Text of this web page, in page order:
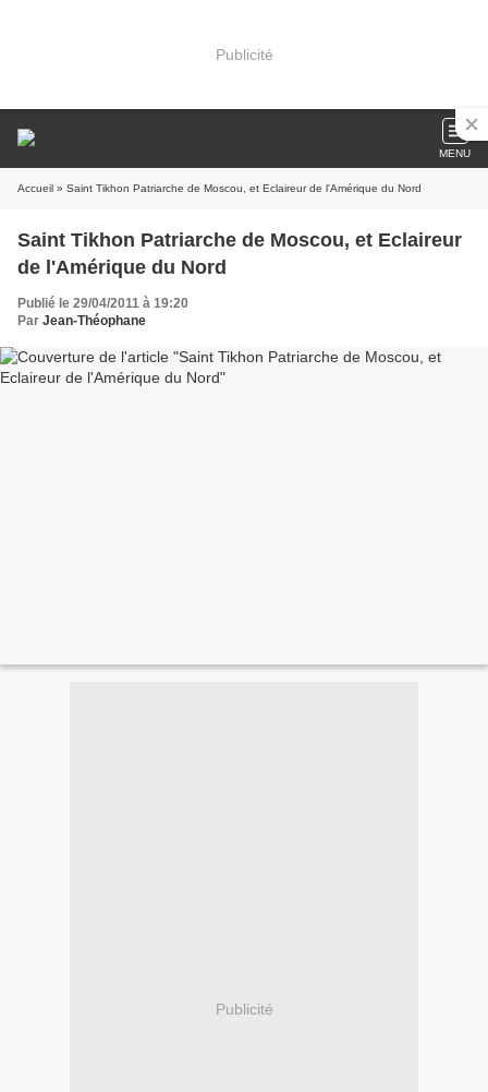
Publicité
MENU
Accueil » Saint Tikhon Patriarche de Moscou, et Eclaireur de l'Amérique du Nord
Saint Tikhon Patriarche de Moscou, et Eclaireur
de l'Amérique du Nord
Publié le 29/04/2011 à 19:20
Par Jean-Théophane
Publicité